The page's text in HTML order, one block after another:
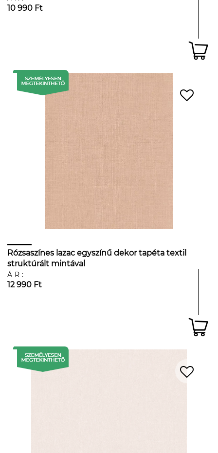
10 990 Ft
Rózsaszínes lazac egyszínű dekor tapéta textil
struktúrált mintával
ÁR:
12 990 Ft